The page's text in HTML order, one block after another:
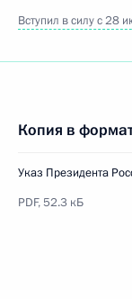
Вступил в силу с 28
Копия в
Указ Президента
PDF, 52.3 кБ